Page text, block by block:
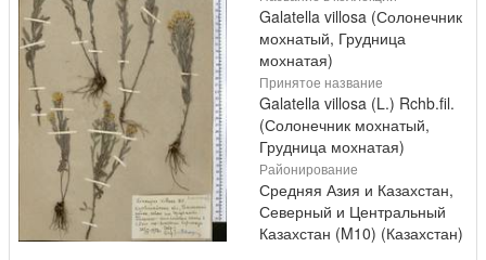
Galatella villosa (Солонечник
мохнатый, Грудница
мохнатая)
Принятое название
Galatella villosa (L.) Rchb.fil.
(Солонечник мохнатый,
Грудница мохнатая)
Районирование
Средняя Азия и Казахстан,
Северный и Центральный
Казахстан (M10) (Казахстан)